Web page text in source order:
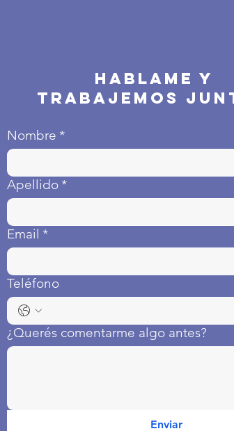
HABLAME Y
TRABAJEMOS
Nombre *
Apellido *
Email *
Teléfono
¿Querés comentarme algo antes?
Enviar